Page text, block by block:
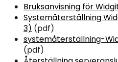
Bruksanvisning för
Systemåterställning
3) (pdf)
systemåterställning-
(pdf)